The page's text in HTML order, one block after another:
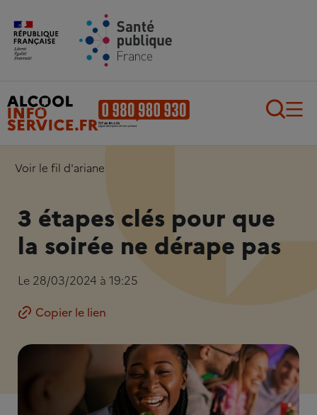
Aller au contenu principal
Voir le fil d'ariane
3 étapes clés pour que
la soirée ne dérape pas
Le 28/03/2024 à 19:25
Copier le lien